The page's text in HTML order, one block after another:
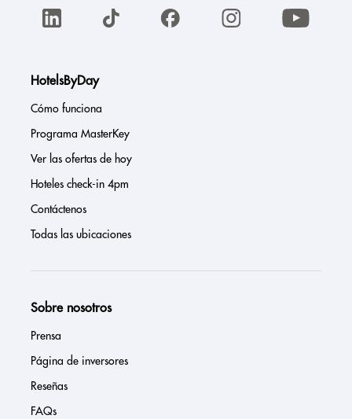
HotelsByDay
Cómo funciona
Programa MasterKey
Ver las ofertas de hoy
Hoteles check-in 4pm
Contáctenos
Todas las ubicaciones
Sobre nosotros
Prensa
Página de inversores
Reseñas
FAQs